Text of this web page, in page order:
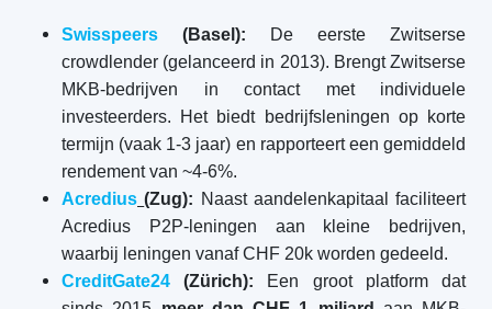
Swisspeers (Basel): De eerste Zwitserse
crowdlender (gelanceerd in 2013). Brengt Zwitserse
MKB-bedrijven in contact met individuele
investeerders. Het biedt bedrijfsleningen op korte
termijn (vaak 1-3 jaar) en rapporteert een gemiddeld
rendement van ~4-6%.
Acredius (Zug): Naast aandelenkapitaal faciliteert
Acredius P2P-leningen aan kleine bedrijven,
waarbij leningen vanaf CHF 20k worden gedeeld.
CreditGate24 (Zürich): Een groot platform dat